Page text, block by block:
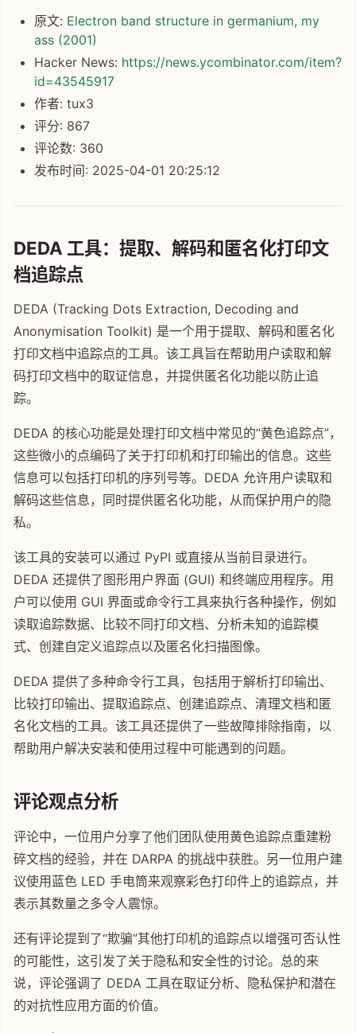
原文: Electron band structure in germanium, my
ass (2001)
Hacker News: https://news.ycombinator.com/item?
id=43545917
作者: tux3
评分: 867
评论数: 360
发布时间: 2025-04-01 20:25:12
DEDA 工具：提取、解码和匿名化打印文
档追踪点
DEDA (Tracking Dots Extraction, Decoding and
Anonymisation Toolkit) 是一个用于提取、解码和匿名化
打印文档中追踪点的工具。该工具旨在帮助用户读取和解
码打印文档中的取证信息，并提供匿名化功能以防止追
踪。
DEDA 的核心功能是处理打印文档中常见的“黄色追踪点”，
这些微小的点编码了关于打印机和打印输出的信息。这些
信息可以包括打印机的序列号等。DEDA 允许用户读取和
解码这些信息，同时提供匿名化功能，从而保护用户的隐
私。
该工具的安装可以通过 PyPI 或直接从当前目录进行。
DEDA 还提供了图形用户界面 (GUI) 和终端应用程序。用
户可以使用 GUI 界面或命令行工具来执行各种操作，例如
读取追踪数据、比较不同打印文档、分析未知的追踪模
式、创建自定义追踪点以及匿名化扫描图像。
DEDA 提供了多种命令行工具，包括用于解析打印输出、
比较打印输出、提取追踪点、创建追踪点、清理文档和匿
名化文档的工具。该工具还提供了一些故障排除指南，以
帮助用户解决安装和使用过程中可能遇到的问题。
评论观点分析
评论中，一位用户分享了他们团队使用黄色追踪点重建粉
碎文档的经验，并在 DARPA 的挑战中获胜。另一位用户建
议使用蓝色 LED 手电筒来观察彩色打印件上的追踪点，并
表示其数量之多令人震惊。
还有评论提到了“欺骗”其他打印机的追踪点以增强可否认性
的可能性，这引发了关于隐私和安全性的讨论。总的来
说，评论强调了 DEDA 工具在取证分析、隐私保护和潜在
的对抗性应用方面的价值。